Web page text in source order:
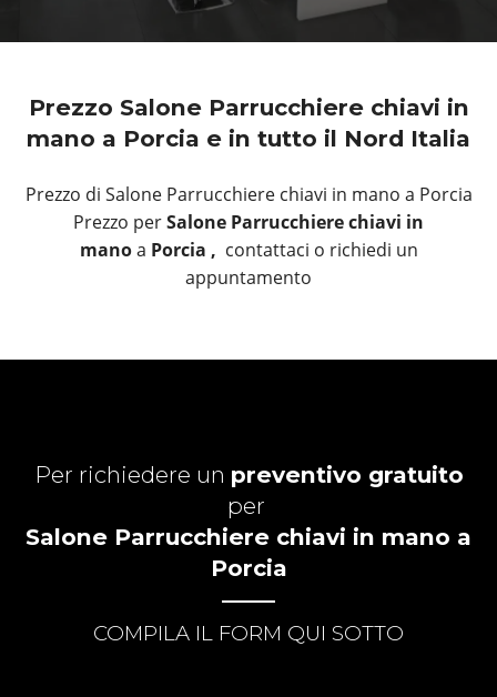
Prezzo Salone Parrucchiere chiavi in
mano a Porcia e in tutto il Nord Italia
Prezzo di Salone Parrucchiere chiavi in mano a Porcia
Prezzo perSalone Parrucchiere chiavi in
manoa Porcia , contattaci o richiedi un
appuntamento
Per richiedere un preventivo gratuito
per
Salone Parrucchiere chiavi in mano a
Porcia
COMPILA IL FORM QUI SOTTO